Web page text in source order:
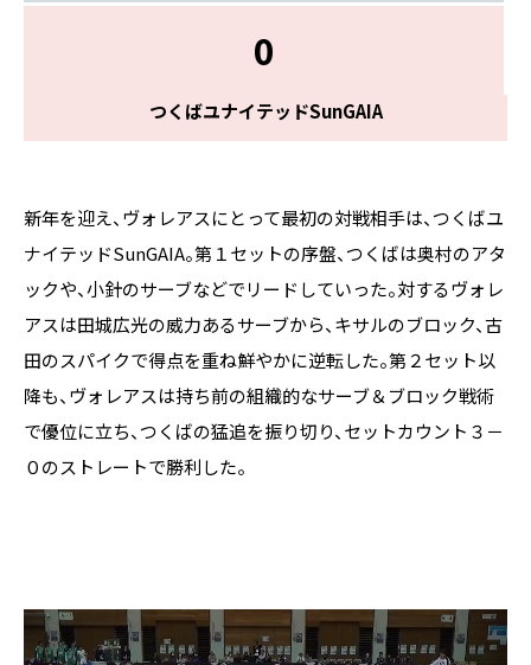
0
つくばユナイテッドSunGAIA
新年を迎え、ヴォレアスにとって最初の対戦相手は、つくばユ
ナイテッドSunGAIA。第１セットの序盤、つくばは奥村のアタ
ックや、小針のサーブなどでリードしていった。対するヴォレ
アスは田城広光の威力あるサーブから、キサルのブロック、古
田のスパイクで得点を重ね鮮やかに逆転した。第２セット以
降も、ヴォレアスは持ち前の組織的なサーブ＆ブロック戦術
で優位に立ち、つくばの猛追を振り切り、セットカウント３－
０のストレートで勝利した。